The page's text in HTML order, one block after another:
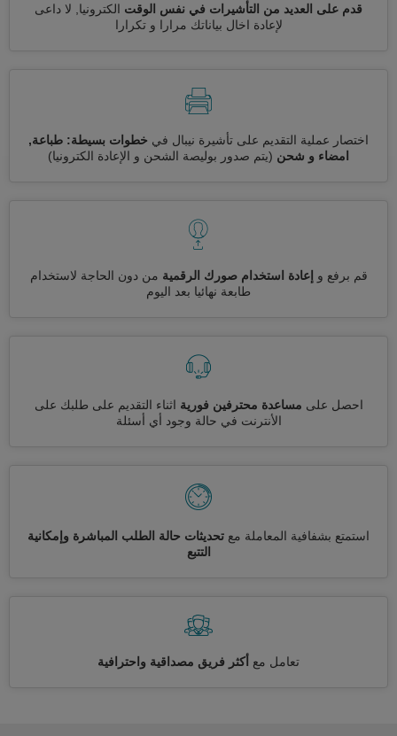
قدم على العديد من التأشيرات في نفس الوقت الكترونيا, لا داعى
لإعادة اخال بياناتك مرارا و تكرارا
اختصار عملية التقديم على تأشيرة نيبال في خطوات بسيطة: طباعة,
امضاء و شحن (يتم صدور بوليصة الشحن و الإعادة الكترونيا)
قم برفع و إعادة استخدام صورك الرقمية من دون الحاجة لاستخدام
طابعة نهائيا بعد اليوم
احصل على مساعدة محترفين فورية اثناء التقديم على طلبك على
الأنترنت في حالة وجود أي أسئلة
استمتع بشفافية المعاملة مع تحديثات حالة الطلب المباشرة وإمكانية
التتبع
تعامل مع أكثر فريق مصداقية واحترافية